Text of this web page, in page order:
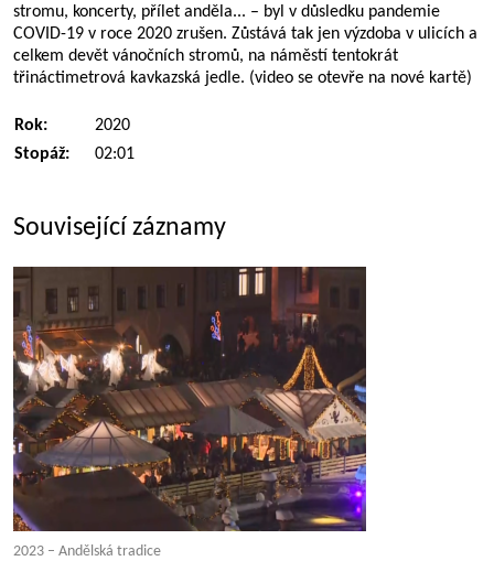
stromu, koncerty, přílet anděla... – byl v důsledku pandemie
COVID-19 v roce 2020 zrušen. Zůstává tak jen výzdoba v ulicích a
celkem devět vánočních stromů, na náměstí tentokrát
třináctimetrová kavkazská jedle. (video se otevře na nové kartě)
Rok:
2020
Stopáž:
02:01
Související záznamy
2023 – Andělská tradice